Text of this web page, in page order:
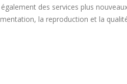
des services plus
la reproduction et la